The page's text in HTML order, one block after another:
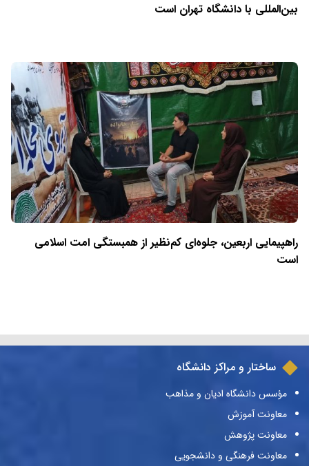
بین‌المللی با دانشگاه تهران است
راهپیمایی اربعین، جلوه‌ای کم‌نظیر از همبستگی امت اسلامی
است
ساختار و مراکز دانشگاه
مؤسس دانشگاه ادیان و مذاهب
معاونت آموزش
معاونت پژوهش
معاونت فرهنگی و دانشجویی